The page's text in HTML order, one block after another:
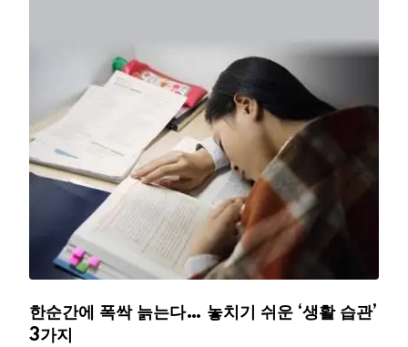
한순간에 폭싹 늙는다… 놓치기 쉬운 ‘생활 습관’
3가지